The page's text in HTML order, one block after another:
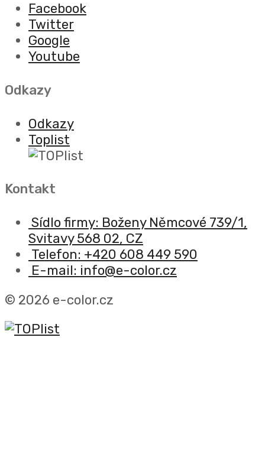
Facebook
Twitter
Google
Youtube
Odkazy
Odkazy
Toplist
Kontakt
Sídlo firmy: Boženy Němcové 739/1,
Svitavy 568 02, CZ
Telefon: +420 608 449 590
E-mail: info@e-color.cz
© 2026 e-color.cz